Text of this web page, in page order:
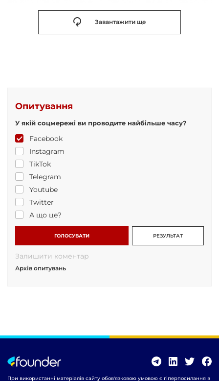
Завантажити ще
Опитування
У якій соцмережі ви проводите найбільше часу?
Facebook
Instagram
TikTok
Telegram
Youtube
Twitter
А що це?
ГОЛОСУВАТИ РЕЗУЛЬТАТ
Залишити коментар
Архів опитувань
При використанні матеріалів сайту обов'язковою умовою є гіперпосилання в